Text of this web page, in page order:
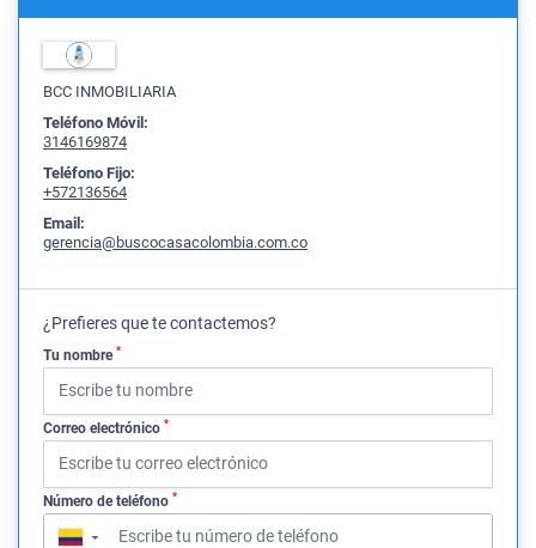
BCC INMOBILIARIA
Teléfono Móvil:
3146169874
Teléfono Fijo:
+572136564
Email:
gerencia@buscocasacolombia.com.co
¿Prefieres que te contactemos?
Tu nombre *
Correo electrónico *
Número de teléfono *
▼